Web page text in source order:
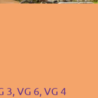
3, VG 6, VG 4